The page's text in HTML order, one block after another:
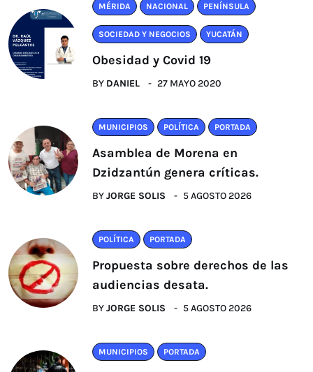
MÉRIDA NACIONAL PENÍNSULA
SOCIEDAD Y NEGOCIOS YUCATÁN
Obesidad y Covid 19
BY DANIEL 27 MAYO 2020
MUNICIPIOS POLÍTICA PORTADA
Asamblea de Morena en
Dzidzantún genera críticas.
BYJORGE SOLIS 5 AGOSTO 2026
POLÍTICA PORTADA
Propuesta sobre derechos de las
audiencias desata.
BYJORGE SOLIS 5 AGOSTO 2026
MUNICIPIOS PORTADA